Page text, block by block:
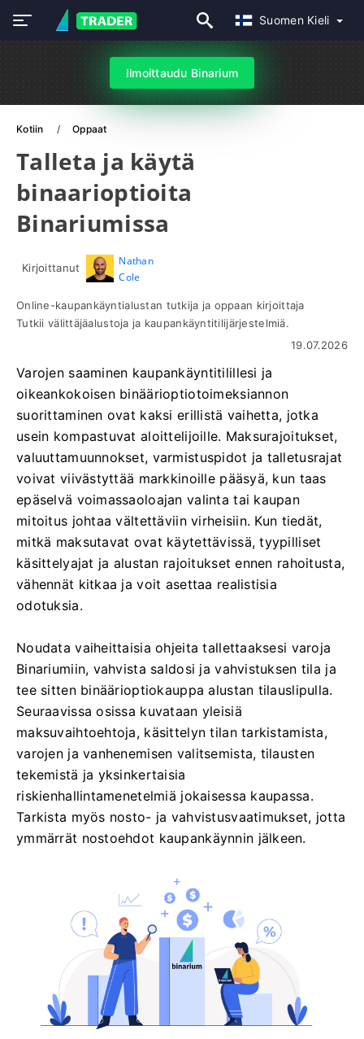
Suomen Kieli
Ilmoittaudu Binarium
Kotiin Oppaat
Talleta ja käytä
binaarioptioita
Binariumissa
Kirjoittanut
Nathan
Cole
Online-kaupankäyntialustan tutkija ja oppaan kirjoittaja
Tutkii välittäjäalustoja ja kaupankäyntitilijärjestelmiä.
19.07.2026
Varojen saaminen kaupankäyntitilillesi ja
oikeankokoisen binäärioptiotoimeksiannon
suorittaminen ovat kaksi erillistä vaihetta, jotka
usein kompastuvat aloittelijoille. Maksurajoitukset,
valuuttamuunnokset, varmistuspidot ja talletusrajat
voivat viivästyttää markkinoille pääsyä, kun taas
epäselvä voimassaoloajan valinta tai kaupan
mitoitus johtaa vältettäviin virheisiin. Kun tiedät,
mitkä maksutavat ovat käytettävissä, tyypilliset
käsittelyajat ja alustan rajoitukset ennen rahoitusta,
vähennät kitkaa ja voit asettaa realistisia
odotuksia.
Noudata vaiheittaisia ​​ohjeita tallettaaksesi varoja
Binariumiin, vahvista saldosi ja vahvistuksen tila ja
tee sitten binäärioptiokauppa alustan tilauslipulla.
Seuraavissa osissa kuvataan yleisiä
maksuvaihtoehtoja, käsittelyn tilan tarkistamista,
varojen ja vanhenemisen valitsemista, tilausten
tekemistä ja yksinkertaisia ​​
riskienhallintamenetelmiä jokaisessa kaupassa.
Tarkista myös nosto- ja vahvistusvaatimukset, jotta
ymmärrät nostoehdot kaupankäynnin jälkeen.